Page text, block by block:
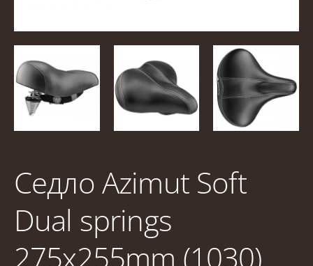
Седло Azimut Soft
Dual springs
275x255mm (1030)